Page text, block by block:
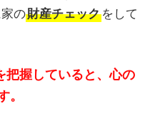
の財産チェックをして
把握していると、心の
。